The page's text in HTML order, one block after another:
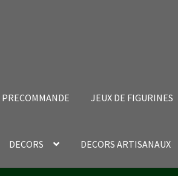
PRECOMMANDE JEUX DE FIGURINES
DECORS DECORS ARTISANAUX